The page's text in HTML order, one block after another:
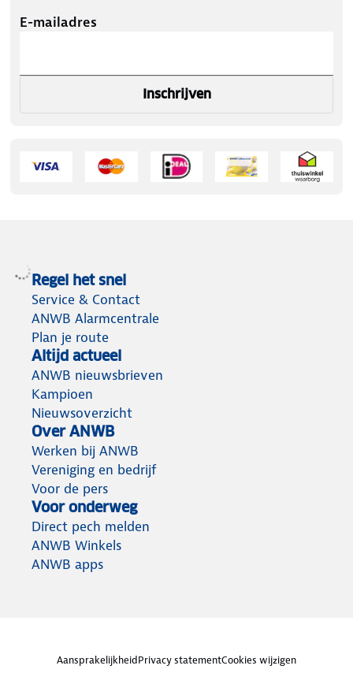
E-mailadres
Inschrijven
Regel het snel
Service & Contact
ANWB Alarmcentrale
Plan je route
Altijd actueel
ANWB nieuwsbrieven
Kampioen
Nieuwsoverzicht
Over ANWB
Werken bij ANWB
Vereniging en bedrijf
Voor de pers
Voor onderweg
Direct pech melden
ANWB Winkels
ANWB apps
AansprakelijkheidPrivacy statementCookies wijzigen